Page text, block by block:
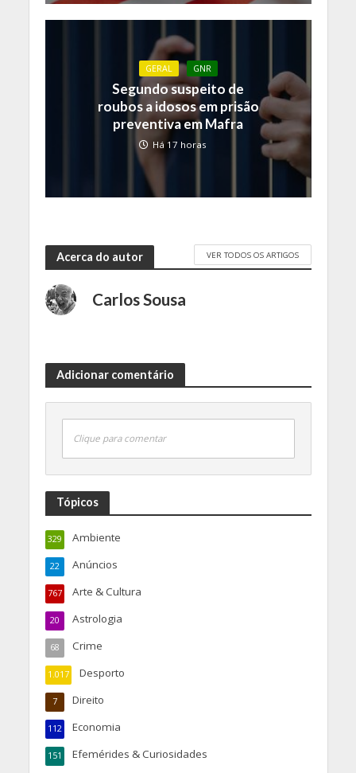
GERAL GNR
Segundo suspeito de
roubos a idosos em prisão
preventiva em Mafra
Há 17 horas
Acerca do autor VER TODOS OS ARTIGOS
Carlos Sousa
Adicionar comentário
Clique para comentar
Tópicos
Ambiente
329
Anúncios
22
Arte & Cultura
767
Astrologia
20
Crime
68
Desporto
1.017
Direito
7
Economia
112
Efemérides & Curiosidades
151